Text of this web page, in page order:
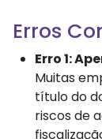
Erros
Erro 1:
Muitas
título do
riscos de